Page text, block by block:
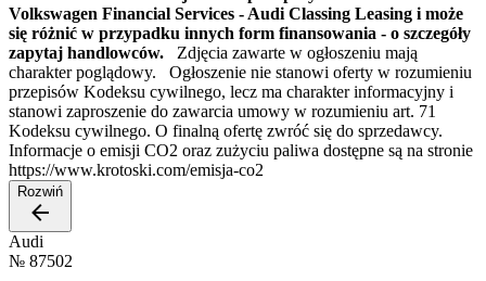
Volkswagen Financial Services - Audi Classing Leasing i może
się różnić w przypadku innych form finansowania - o szczegóły
zapytaj handlowców. Zdjęcia zawarte w ogłoszeniu mają
charakter poglądowy. Ogłoszenie nie stanowi oferty w rozumieniu
przepisów Kodeksu cywilnego, lecz ma charakter informacyjny i
stanowi zaproszenie do zawarcia umowy w rozumieniu art. 71
Kodeksu cywilnego. O finalną ofertę zwróć się do sprzedawcy.
Informacje o emisji CO2 oraz zużyciu paliwa dostępne są na stronie
https://www.krotoski.com/emisja-co2
Rozwiń
Audi
№ 87502